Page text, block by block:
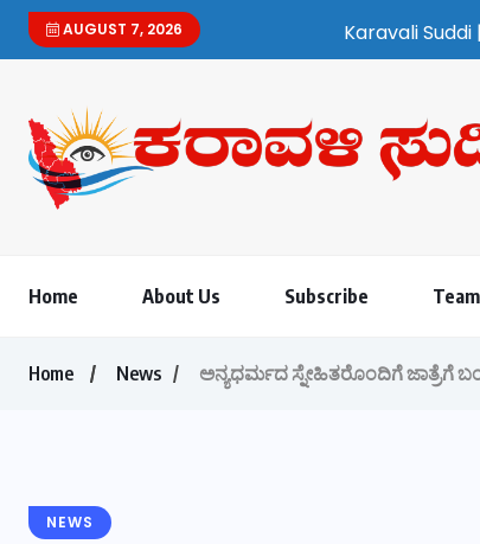
AUGUST 7, 2026 Karavali Suddi | Bilingual
Home About Us Subscribe Team
Home News ಅನ್ಯಧರ್ಮದ ಸ್ನೇಹಿತರೊಂದಿಗೆ ಜಾತ್ರೆಗೆ
NEWS